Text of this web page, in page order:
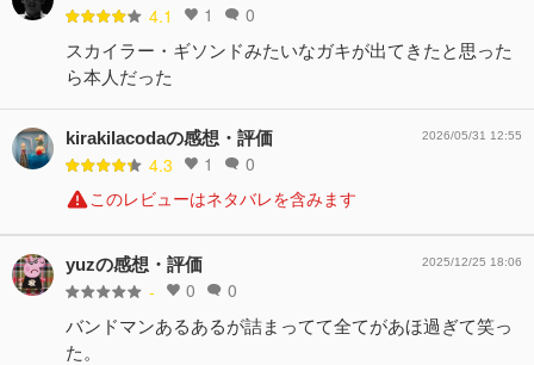
4.1 1 0
スカイラー・ギソンドみたいなガキが出てきたと思った
ら本人だった
kirakilacodaの感想・評価
4.3 1 0
2026/05/31 12:55
このレビューはネタバレを含みます
yuzの感想・評価
- 0 0
2025/12/25 18:06
バンドマンあるあるが詰まってて全てがあほ過ぎて笑っ
た。